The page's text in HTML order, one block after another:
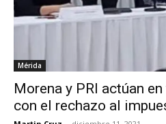
Mérida
Morena y PRI actúan
con el rechazo al